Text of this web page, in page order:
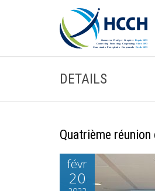
DETAILS
Quatrième
févr
20